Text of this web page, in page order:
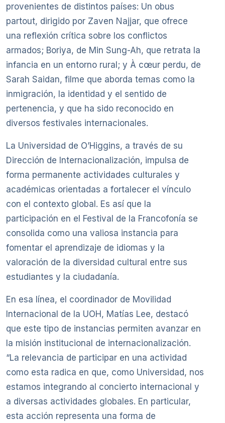
provenientes de distintos países: Un obus
partout, dirigido por Zaven Najjar, que ofrece
una reflexión crítica sobre los conflictos
armados; Boriya, de Min Sung-Ah, que retrata la
infancia en un entorno rural; y À cœur perdu, de
Sarah Saidan, filme que aborda temas como la
inmigración, la identidad y el sentido de
pertenencia, y que ha sido reconocido en
diversos festivales internacionales.
La Universidad de O’Higgins, a través de su
Dirección de Internacionalización, impulsa de
forma permanente actividades culturales y
académicas orientadas a fortalecer el vínculo
con el contexto global. Es así que la
participación en el Festival de la Francofonía se
consolida como una valiosa instancia para
fomentar el aprendizaje de idiomas y la
valoración de la diversidad cultural entre sus
estudiantes y la ciudadanía.
En esa línea, el coordinador de Movilidad
Internacional de la UOH, Matías Lee, destacó
que este tipo de instancias permiten avanzar en
la misión institucional de internacionalización.
“La relevancia de participar en una actividad
como esta radica en que, como Universidad, nos
estamos integrando al concierto internacional y
a diversas actividades globales. En particular,
esta acción representa una forma de